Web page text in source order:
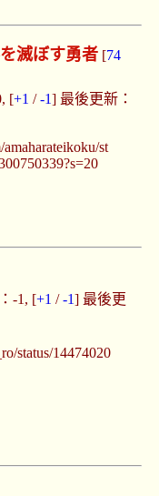
滅ぼす勇者[74
[+1 /-1] 最後更新：
st
-1, [+1 /-1] 最後更
status/14474020